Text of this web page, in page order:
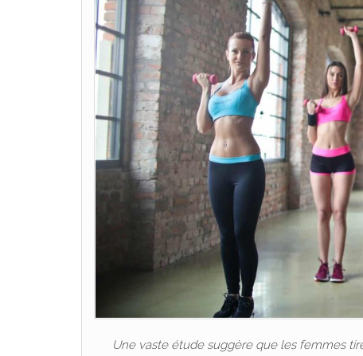
Une vaste étude suggère que les femmes